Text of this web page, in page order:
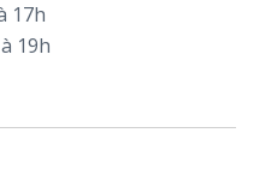
17h
19h